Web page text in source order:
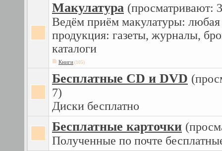
Макулатура (просматривают:
Ведём приём макулатуры: любая
продукция: газеты, журналы,
каталоги
Книги (105)
Бесплатные CD и DVD
7)
Диски бесплатно
Бесплатные карточки
Полученные по почте